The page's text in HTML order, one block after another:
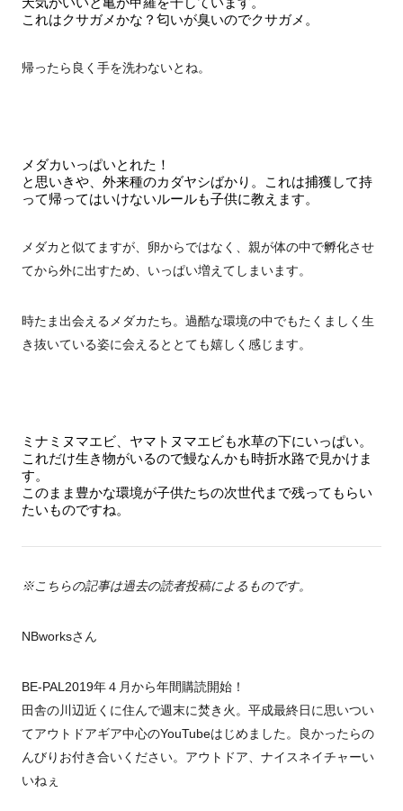
これはクサガメかな？匂いが臭いのでクサガメ。
帰ったら良く手を洗わないとね。
メダカいっぱいとれた！
と思いきや、外来種のカダヤシばかり。これは捕獲して持
って帰ってはいけないルールも子供に教えます。
メダカと似てますが、卵からではなく、親が体の中で孵化させ
てから外に出すため、いっぱい増えてしまいます。
時たま出会えるメダカたち。過酷な環境の中でもたくましく生
き抜いている姿に会えるととても嬉しく感じます。
ミナミヌマエビ、ヤマトヌマエビも水草の下にいっぱい。
これだけ生き物がいるので鰻なんかも時折水路で見かけま
す。
このまま豊かな環境が子供たちの次世代まで残ってもらい
たいものですね。
※こちらの記事は過去の読者投稿によるものです。
NBworksさん
BE-PAL2019年４月から年間購読開始！
田舎の川辺近くに住んで週末に焚き火。平成最終日に思いつい
てアウトドアギア中心のYouTubeはじめました。良かったらの
んびりお付き合いください。アウトドア、ナイスネイチャーい
いねぇ